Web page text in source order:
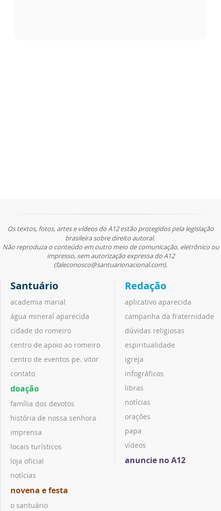
Os textos, fotos, artes e vídeos do A12 estão protegidos pela legislação
brasileira sobre direito autoral.
Não reproduza o conteúdo em outro meio de comunicação, eletrônico ou
impresso, sem autorização expressa do A12
(faleconosco@santuarionacional.com).
Santuário
academia marial
água mineral aparecida
cidade do romeiro
centro de apoio ao romeiro
centro de eventos pe. vitor
contato
doação
família dos devotos
história de nossa senhora
imprensa
locais turísticos
loja oficial
notícias
novena e festa
o santuário
Redação
aplicativo aparecida
campanha da fraternidade
dúvidas religiosas
espiritualidade
igreja
infográficos
libras
notícias
orações
papa
vídeos
anuncie no A12